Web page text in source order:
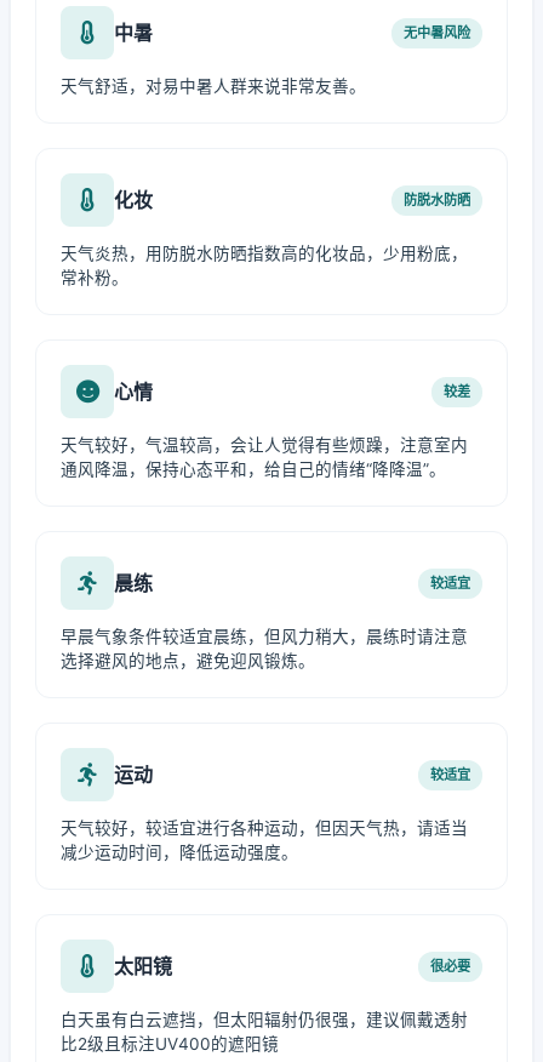
中暑 无中暑风险
天气舒适，对易中暑人群来说非常友善。
化妆 防脱水防晒
天气炎热，用防脱水防晒指数高的化妆品，少用粉底，
常补粉。
心情 较差
天气较好，气温较高，会让人觉得有些烦躁，注意室内
通风降温，保持心态平和，给自己的情绪“降降温”。
晨练 较适宜
早晨气象条件较适宜晨练，但风力稍大，晨练时请注意
选择避风的地点，避免迎风锻炼。
运动 较适宜
天气较好，较适宜进行各种运动，但因天气热，请适当
减少运动时间，降低运动强度。
太阳镜 很必要
白天虽有白云遮挡，但太阳辐射仍很强，建议佩戴透射
比2级且标注UV400的遮阳镜